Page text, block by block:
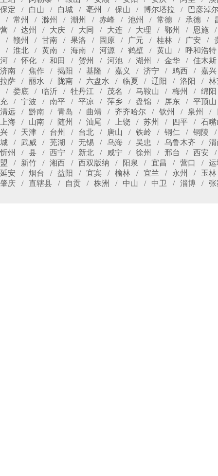
保定
白山 白城 亳州 保山 博尔塔拉
巴彦淖
常州
滁州 潮州 赤峰 池州 常德 承德
营
达州 大庆 大同 大连 大理 鄂州
恩施
赣州
甘南 果洛 固原 广元 桂林 广安
淮北
黄南 海南 河源 鹤壁 黄山
呼和浩特
河
怀化 和田 贺州 河池 湖州 金华
佳木斯
济南
焦作 揭阳 基隆 嘉义 济宁 鸡西
嘉兴
拉萨
丽水 陇南 六盘水 临夏 辽阳 洛阳
林
娄底
临沂 牡丹江 茂名 马鞍山 梅州
绵阳
充
宁波 南平 平凉 萍乡 盘锦 屏东
平顶山
清远
黔南 青岛 曲靖 齐齐哈尔 钦州 泉州
上海
山南 随州 汕尾 上饶 苏州 四平
石嘴
兴
天津 台州 台北 唐山 铁岭 铜仁
铜陵
城
武威 芜湖 无锡 乌海 吴忠 乌鲁木齐
渭
忻州
县 西宁 新北 咸宁 徐州 邢台
西安
盟
新竹 湘西 西双版纳 阳泉 宜昌 营口
运
延安
烟台 益阳 宜宾 榆林 宜兰 永州
玉林
肇庆
直辖县 自贡 株洲 中山 中卫 淄博 张